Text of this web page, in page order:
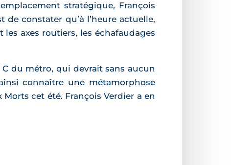
stratégique, François
constater qu’à l’heure actuelle,
axes routiers, les échafaudages
C du métro, qui devrait sans aucun
connaître une métamorphose
cet été. François Verdier a en